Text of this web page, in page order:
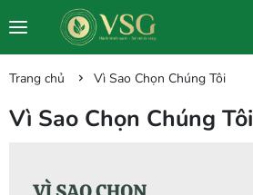
Trang chủ Vì Sao Chọn Chúng Tôi
Vì Sao Chọn Chúng Tôi